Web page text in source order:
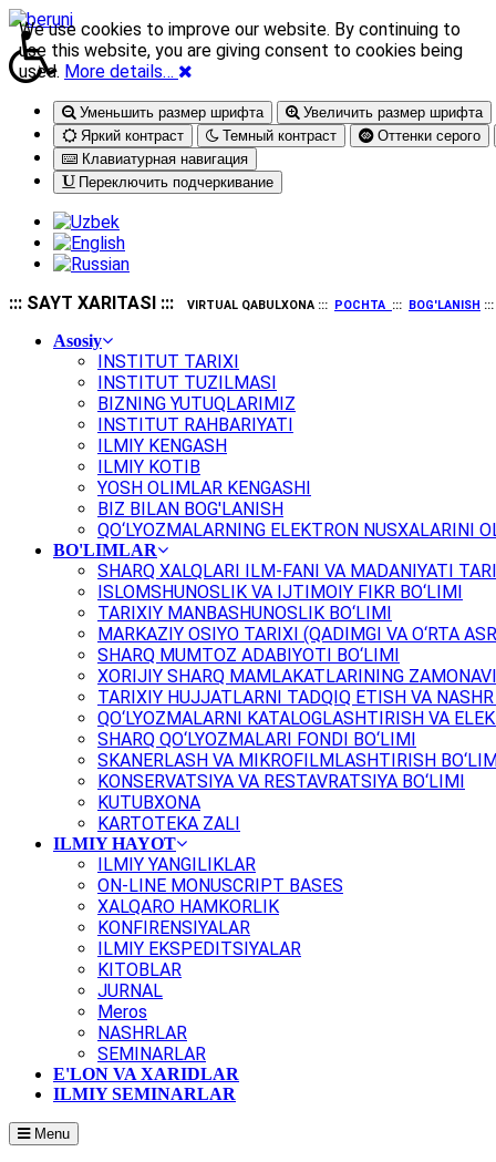
Уменьшить размер шрифта
Увеличить размер шрифта
Яркий контраст
Темный контраст
Оттенки серого
Клавиатурная навигация
Переключить подчеркивание
::: SAYT XARITASI ::: VIRTUAL QABULXONA ::: POCHTA ::: BOG'LANISH
Asosiy
INSTITUT TARIXI
INSTITUT TUZILMASI
BIZNING YUTUQLARIMIZ
INSTITUT RAHBARIYATI
ILMIY KENGASH
ILMIY KOTIB
YOSH OLIMLAR KENGASHI
BIZ BILAN BOG'LANISH
QO‘LYOZMALARNING ELEKTRON NUSXALARINI
BO'LIMLAR
SHARQ XALQLARI ILM-FANI VA MADANIYATI
ISLOMSHUNOSLIK VA IJTIMOIY FIKR BO‘LIMI
TARIXIY MANBASHUNOSLIK BO‘LIMI
MARKAZIY OSIYO TARIXI (QADIMGI VA O‘RTA
SHARQ MUMTOZ ADABIYOTI BO‘LIMI
XORIJIY SHARQ MAMLAKATLARINING
TARIXIY HUJJATLARNI TADQIQ ETISH VA
QO‘LYOZMALARNI KATALOGLASHTIRISH VA
SHARQ QO‘LYOZMALARI FONDI BO‘LIMI
SKANERLASH VA MIKROFILMLASHTIRISH
KONSERVATSIYA VA RESTAVRATSIYA BO‘LIMI
KUTUBXONA
KARTOTEKA ZALI
ILMIY HAYOT
ILMIY YANGILIKLAR
ON-LINE MONUSCRIPT BASES
XALQARO HAMKORLIK
KONFIRENSIYALAR
ILMIY EKSPEDITSIYALAR
KITOBLAR
JURNAL
Meros
NASHRLAR
SEMINARLAR
E'LON VA XARIDLAR
ILMIY SEMINARLAR
Menu
We use cookies to improve our website. By continuing to
use this website, you are giving consent to cookies being
used. More details…